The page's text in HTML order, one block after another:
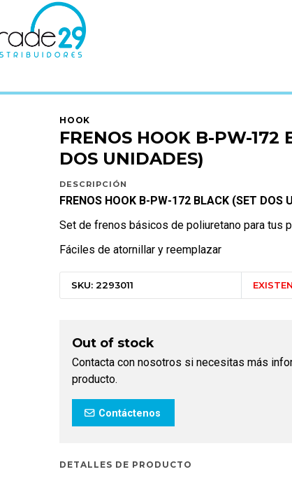
HOOK
FRENOS HOOK B-PW-172
DOS UNIDADES)
DESCRIPCIÓN
FRENOS HOOK B-PW-172 BLACK (SET DOS
Set de frenos básicos de poliuretano para tus
Fáciles de atornillar y reemplazar
SKU: 2293011
Out of stock
Contacta con nosotros si necesitas más
producto.
Contáctenos
DETALLES DE PRODUCTO